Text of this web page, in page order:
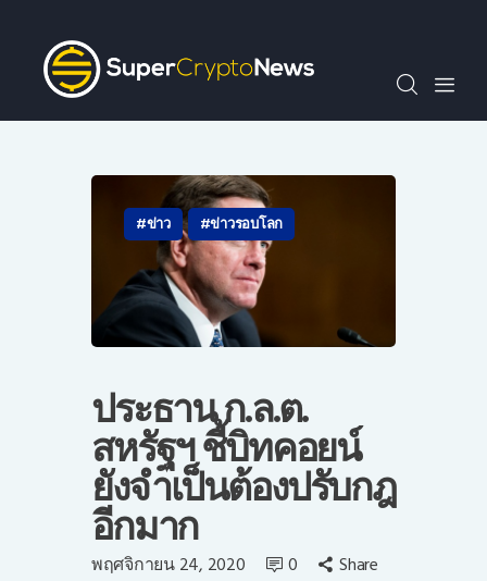
SCN30index
ข่าว
ถาม-ตอบ
ความรู้เบื้องต้น
วีดีโอ
ข่าวประชาสัมพันธ์
ไทย
ข่าว ข่าวรอบโลก
ประธาน ก.ล.ต.
สหรัฐฯ ชี้บิทคอยน์
ยังจำเป็นต้องปรับกฎ
อีกมาก
พฤศจิกายน 24, 2020 0 Share